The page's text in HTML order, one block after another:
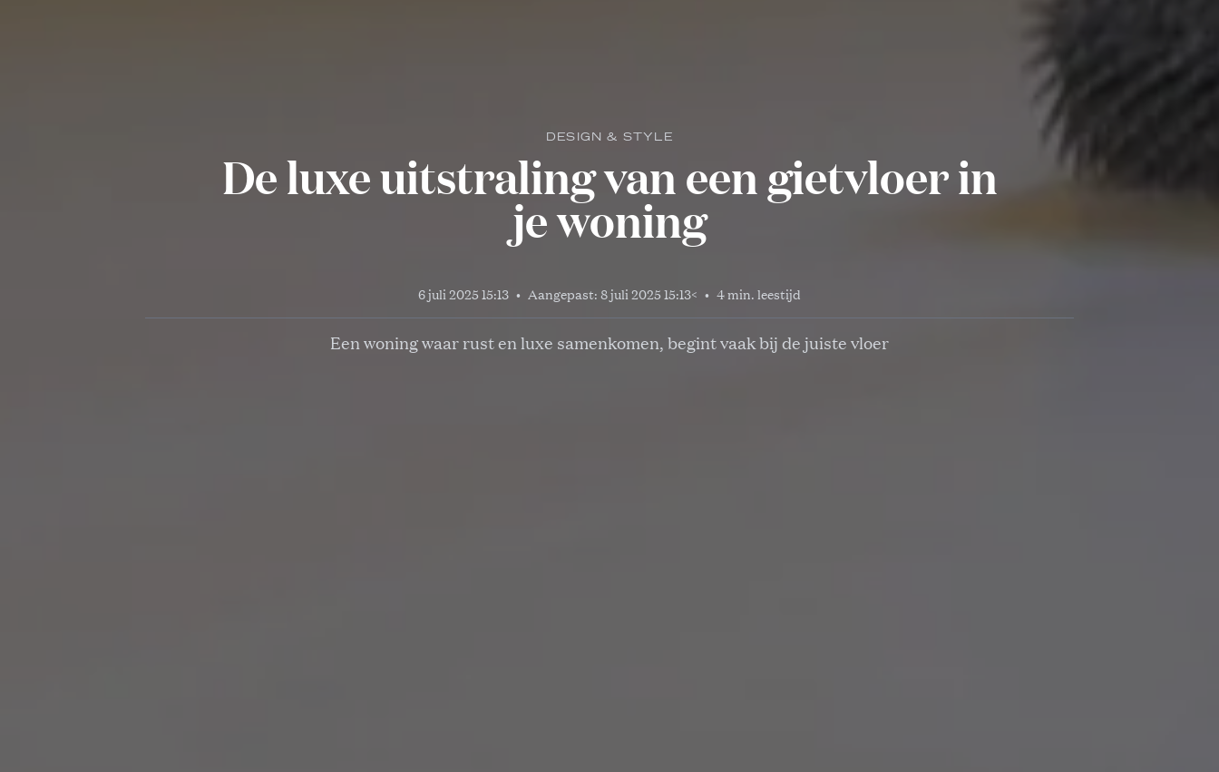
DESIGN & STYLE
De luxe uitstraling van een gietvloer in
je woning
6 juli 2025 15:13 • Aangepast: 8 juli 2025 15:13< • 4 min. leestijd
Een woning waar rust en luxe samenkomen, begint vaak bij de juiste vloer